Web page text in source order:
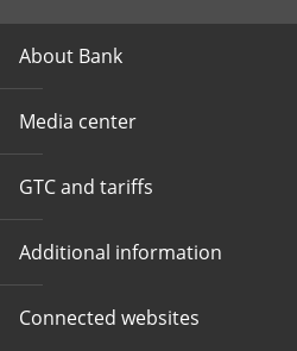
About Bank
Media center
GTC and tariffs
Additional information
Connected websites